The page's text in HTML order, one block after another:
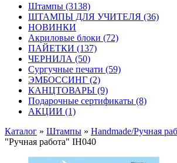
Штампы (3138)
ШТАМПЫ ДЛЯ УЧИТЕЛЯ (36)
НОВИНКИ
Акриловые блоки (72)
ПАЙЕТКИ (137)
ЧЕРНИЛА (50)
Сургучные печати (59)
ЭМБОССИНГ (2)
КАНЦТОВАРЫ (9)
Подарочные сертификаты (8)
АКЦИИ (1)
Каталог » Штампы » Handmade/Ручная
"Ручная работа" IH040